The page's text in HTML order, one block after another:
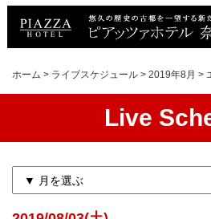
ホーム > ライブスケジュール > 2019年8月 >
Live